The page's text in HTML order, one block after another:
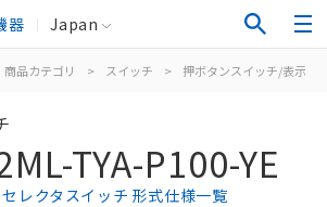
器 Japan
商品カテゴリ > スイッチ > 押ボタンスイッチ/表示灯
TYA-P100-YE
レクタスイッチ 形式仕様一覧